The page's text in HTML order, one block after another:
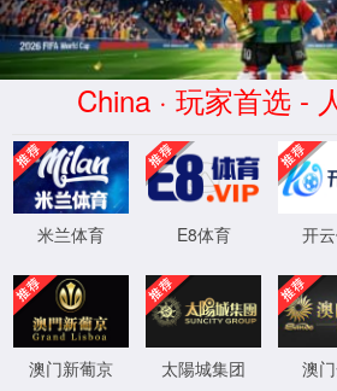
学校首页 首页 学院概况